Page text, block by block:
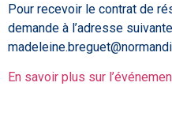
Pour recevoir le contrat de
demande à l’adresse
En savoir plus sur